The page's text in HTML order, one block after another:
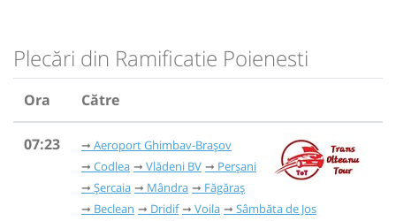
Plecări din Ramificatie Poienesti
Ora Către
07:23
Aeroport Ghimbav-Brașov
Codlea
Vlădeni BV
Perșani
Șercaia
Mândra
Făgăraș
Beclean
Dridif Voila
Sâmbăta de Jos